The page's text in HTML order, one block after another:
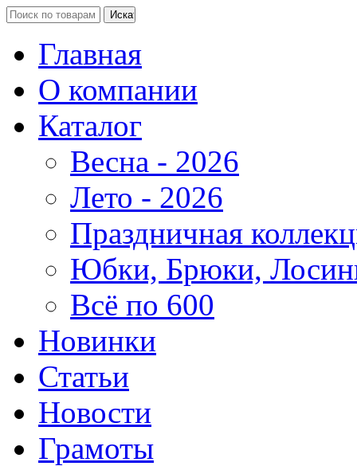
Главная
О компании
Каталог
Весна - 2026
Лето - 2026
Праздничная
Юбки, Брюки,
Всё по 600
Новинки
Статьи
Новости
Грамоты